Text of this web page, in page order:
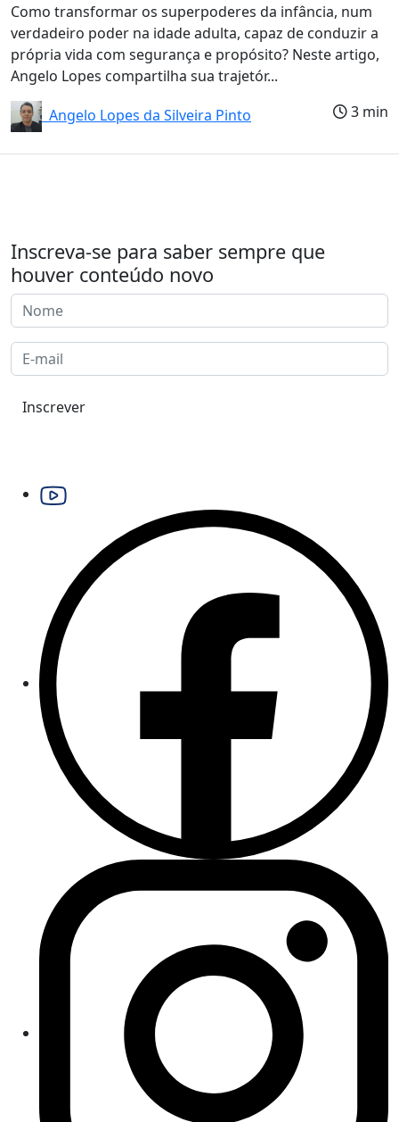
Como transformar os superpoderes da infância, num
verdadeiro poder na idade adulta, capaz de conduzir a
própria vida com segurança e propósito? Neste artigo,
Angelo Lopes compartilha sua trajetór...
Angelo Lopes da Silveira Pinto
3 min
Inscreva-se para saber sempre que
houver conteúdo novo
Inscrever